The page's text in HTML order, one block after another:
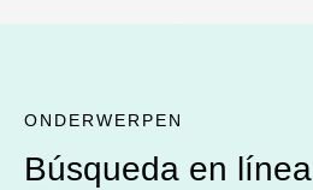
ONDERWERPEN
Búsqueda en línea